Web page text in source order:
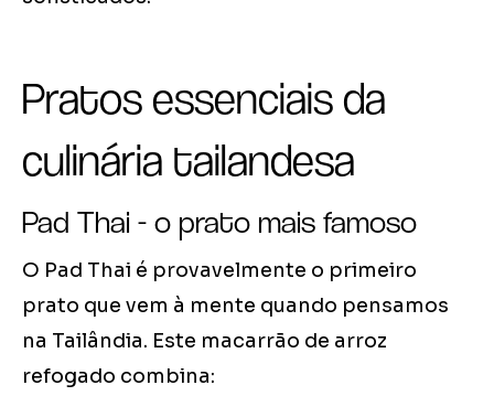
Pratos essenciais da
culinária tailandesa
Pad Thai - o prato mais famoso
O Pad Thai é provavelmente o primeiro
prato que vem à mente quando pensamos
na Tailândia. Este macarrão de arroz
refogado combina: